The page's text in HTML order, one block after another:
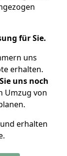
für Sie.
uns
erhalten.
uns noch
Umzug von
erhalten